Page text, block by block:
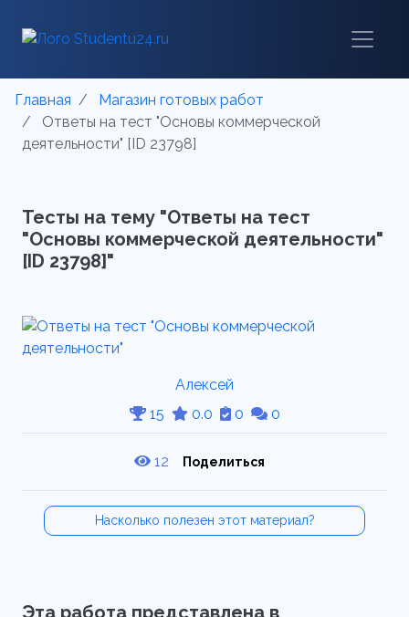
Главная
Магазин готовых работ
Ответы на тест "Основы коммерческой
деятельности" [ID 23798]
Тесты на тему "Ответы на тест
"Основы коммерческой деятельности"
[ID 23798]"
Алексей
15
0.0 0 0
12 Поделиться
Насколько полезен этот материал?
Эта работа представлена в